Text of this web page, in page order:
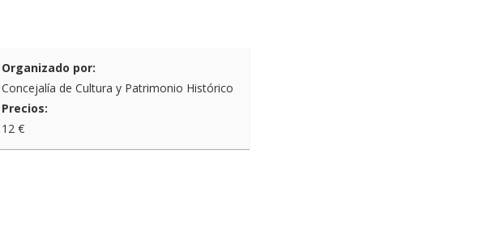
Organizado por:
Concejalía de Cultura y Patrimonio Histórico
Precios:
12 €